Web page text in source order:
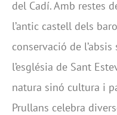
del Cadí. Amb restes
l’antic castell dels
conservació de
l’església de Sant
natura sinó cultura i
Prullans celebra